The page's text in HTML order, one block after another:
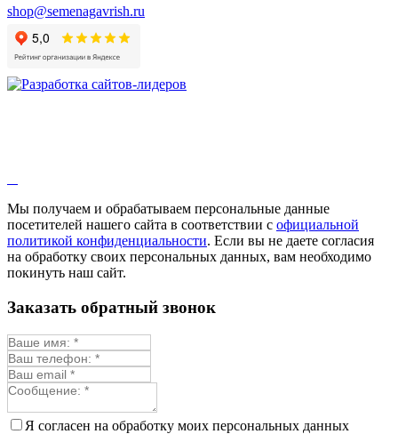
Валерианелла
Гибискус лекарственный
Девясил
Душица
Змееголовник
Мыльнянка
Мята
Овсяный корень
Огуречная трава
Пустырник
Репешок
Синюха
Смесь лекарственных
Стевия
shop@semenagavrish.ru
Мы получаем и обрабатываем персональные данные
посетителей нашего сайта в соответствии с официальной
политикой конфиденциальности. Если вы не даете согласия
на обработку своих персональных данных, вам необходимо
покинуть наш сайт.
Заказать обратный звонок
Я согласен на обработку моих персональных данных